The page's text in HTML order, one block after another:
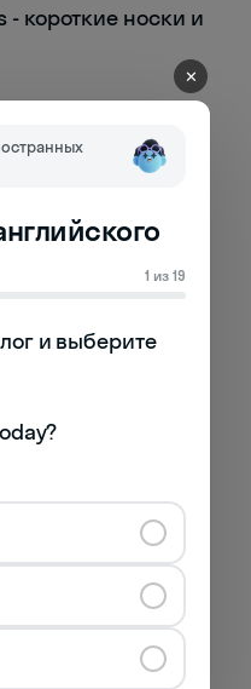
короткие носки и
✕
1 из 19
и выберите